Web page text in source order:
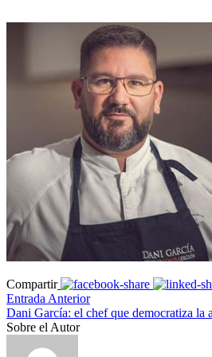
Compartir
Entrada Anterior
Dani García: el chef que democratiza la
Sobre el Autor